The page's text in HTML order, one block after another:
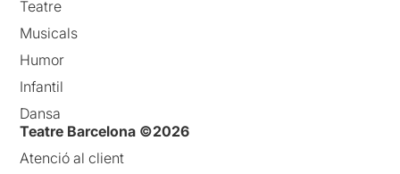
Teatre
Musicals
Humor
Infantil
Dansa
Teatre Barcelona ©2026
Atenció al client